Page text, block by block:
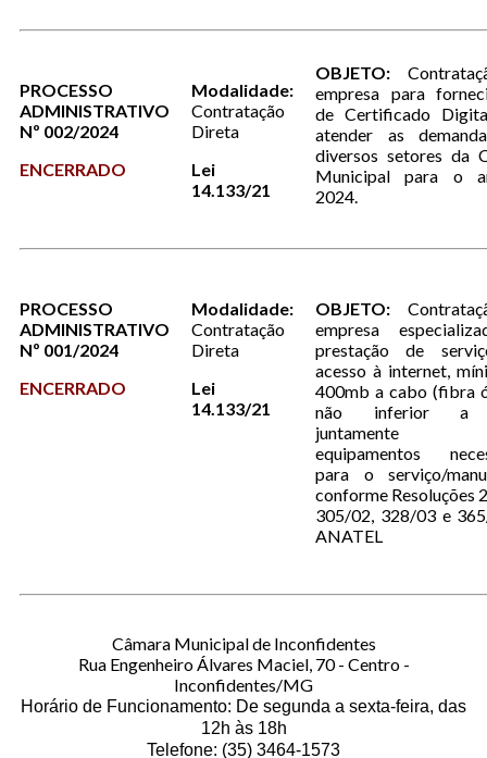
PROCESSO
ADMINISTRATIVO
Nº 002/2024
ENCERRADO
Modalidade:
Contratação
Direta
Lei
14.133/21
OBJETO:
empresa para
de Certificado
atender as
diversos setores da
Municipal para o
2024.
PROCESSO
ADMINISTRATIVO
Nº 001/2024
ENCERRADO
Modalidade:
Contratação
Direta
Lei
14.133/21
OBJETO:
empresa
prestação de
acesso à internet,
400mb a cabo (fibra
não inferior a
juntamente
equipamentos
para o serviço/
conforme Resoluções
305/02, 328/03 e
ANATEL
Câmara Municipal de Inconfidentes
Rua Engenheiro Álvares Maciel, 70 - Centro -
Inconfidentes/MG
Horário de Funcionamento: De segunda a sexta-feira, das
12h às 18h
Telefone: (35) 3464-1573